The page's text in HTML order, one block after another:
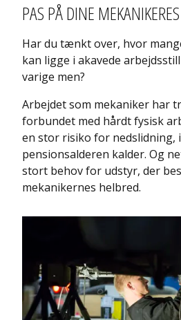
PAS PÅ DINE
Har du tænkt over, hvor
kan ligge i akavede
varige men?
Arbejdet som mekaniker har
forbundet med hårdt fysisk
en stor risiko for nedslidning,
pensionsalderen kalder. Og
stort behov for udstyr, der
mekanikernes helbred.